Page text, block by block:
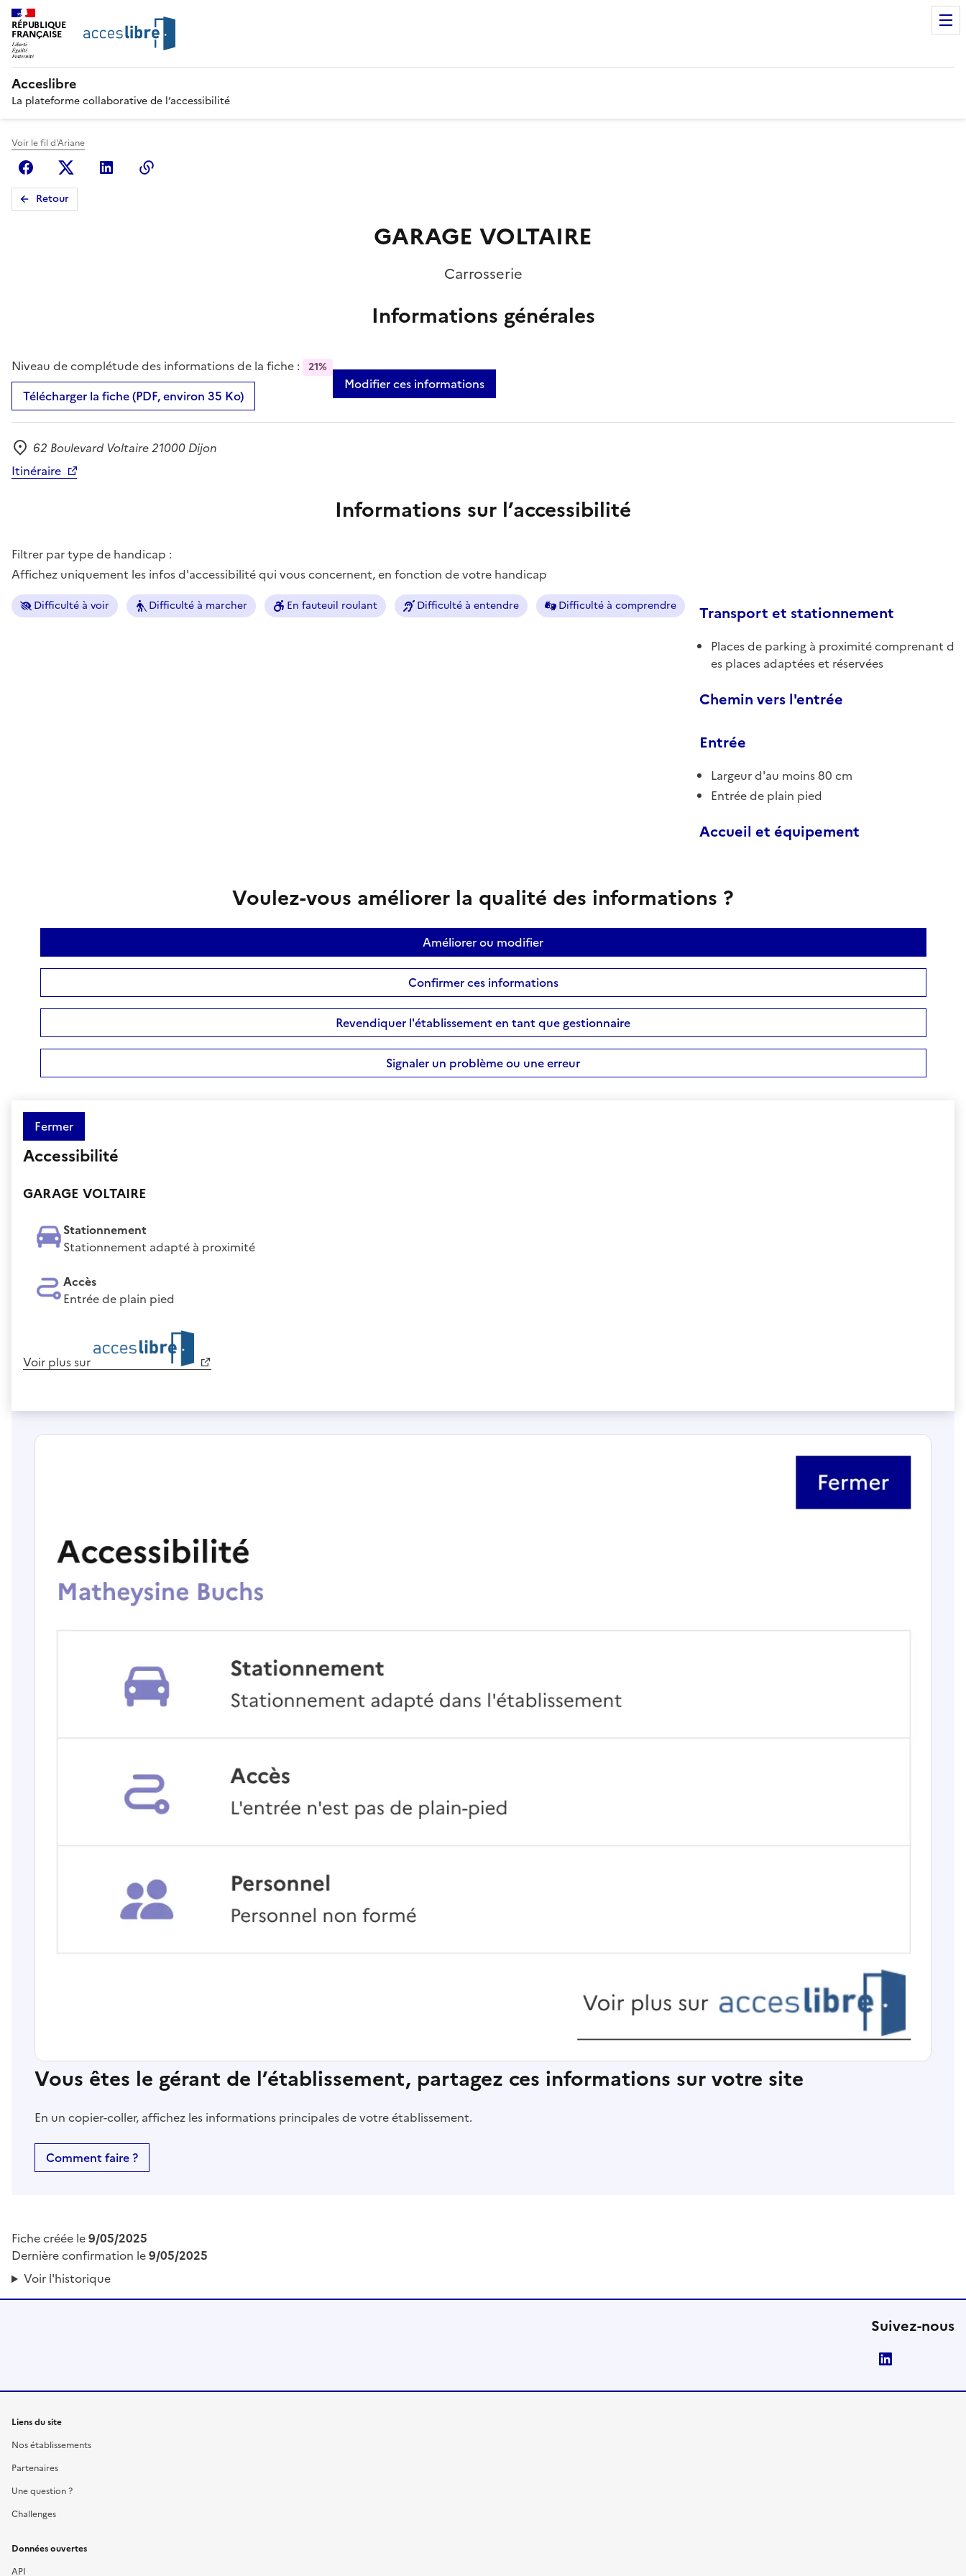
RÉPUBLIQUE
FRANÇAISE
Acceslibre
La plateforme collaborative de l’accessibilité
Voir le fil d'Ariane
FacebookX (anciennement Twitter)
Linkedin
Retour
GARAGE VOLTAIRE
Carrosserie
Informations générales
Niveau de complétude des informations de la fiche : 21%
Télécharger la fiche (PDF, environ 35 Ko)
Modifier ces informations
Adresse
62 Boulevard Voltaire 21000 Dijon
Itinéraire
Informations sur l’accessibilité
Filtrer par type de handicap :
Affichez uniquement les infos d'accessibilité qui vous concernent, en fonction de votre handicap
Difficulté à voir Difficulté à marcher En fauteuil roulant Difficulté à entendre Difficulté à comprendre Transport et stationnement
Places de parking à proximité comprenant d
es places adaptées et réservées
Chemin vers l'entrée
Entrée
Largeur d'au moins 80 cm
Entrée de plain pied
Accueil et équipement
Voulez-vous améliorer la qualité des informations ?
Améliorer ou modifier
Confirmer ces informations
Revendiquer l'établissement en tant que gestionnaire
Signaler un problème ou une erreur
Fermer
Accessibilité
GARAGE VOLTAIRE
Stationnement
Stationnement adapté à proximité
Accès
Entrée de plain pied
Voir plus sur
Vous êtes le gérant de l’établissement, partagez ces informations sur votre site
En un copier-coller, affichez les informations principales de votre établissement.
Comment faire ?
Fiche créée le9/05/2025
Dernière confirmation le9/05/2025
Voir l'historique
Suivez-nous
Liens du site
Nos établissements
Partenaires
Une question ?
Challenges
Données ouvertes
API